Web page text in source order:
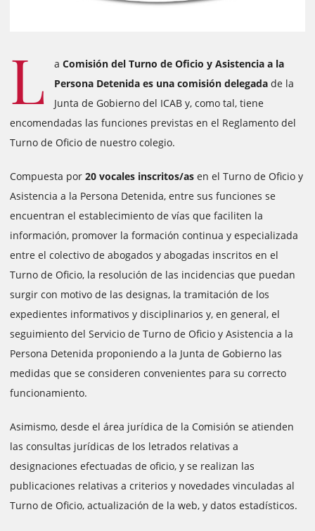
L a Comisión del Turno de Oficio y Asistencia a la
Persona Detenida es una comisión delegada de la
Junta de Gobierno del ICAB y, como tal, tiene
encomendadas las funciones previstas en el Reglamento del
Turno de Oficio de nuestro colegio.
Compuesta por 20 vocales inscritos/as en el Turno de Oficio y
Asistencia a la Persona Detenida, entre sus funciones se
encuentran el establecimiento de vías que faciliten la
información, promover la formación continua y especializada
entre el colectivo de abogados y abogadas inscritos en el
Turno de Oficio, la resolución de las incidencias que puedan
surgir con motivo de las designas, la tramitación de los
expedientes informativos y disciplinarios y, en general, el
seguimiento del Servicio de Turno de Oficio y Asistencia a la
Persona Detenida proponiendo a la Junta de Gobierno las
medidas que se consideren convenientes para su correcto
funcionamiento.
Asimismo, desde el área jurídica de la Comisión se atienden
las consultas jurídicas de los letrados relativas a
designaciones efectuadas de oficio, y se realizan las
publicaciones relativas a criterios y novedades vinculadas al
Turno de Oficio, actualización de la web, y datos estadísticos.